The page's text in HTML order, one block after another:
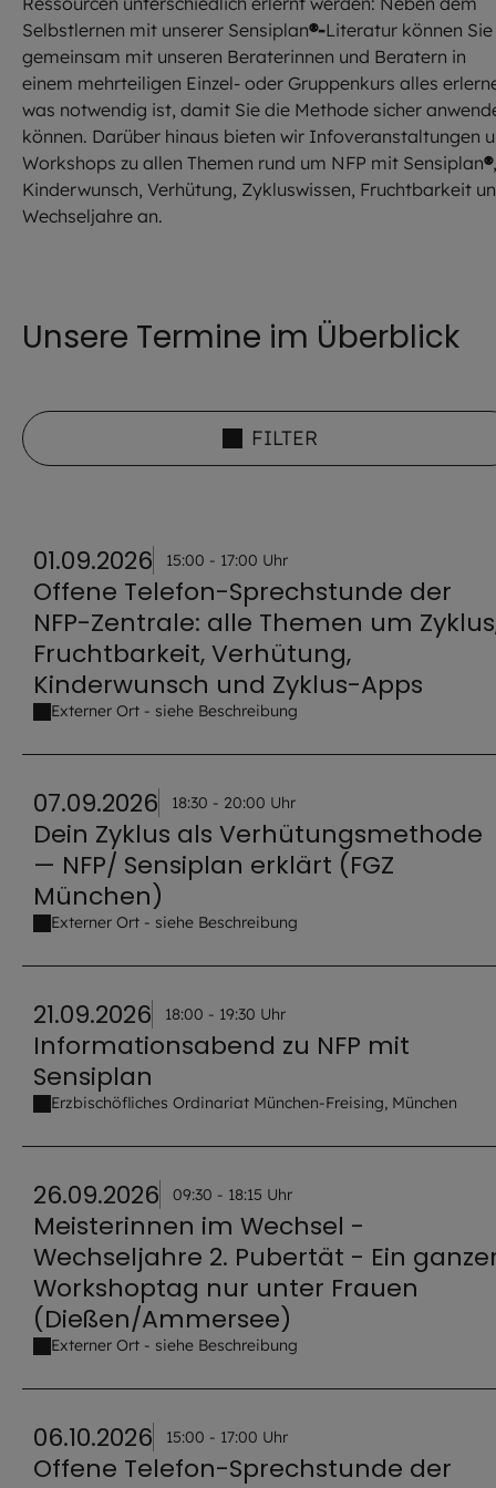
Selbstlernen mit unserer Sensiplan®-Literatur können Sie
gemeinsam mit unseren Beraterinnen und Beratern in
einem mehrteiligen Einzel- oder Gruppenkurs alles
was notwendig ist, damit Sie die Methode sicher
können. Darüber hinaus bieten wir Infoveranstaltungen
Workshops zu allen Themen rund um NFP mit Sensiplan®,
Kinderwunsch, Verhütung, Zykluswissen, Fruchtbarkeit
Wechseljahre an.
Unsere Termine im Überblick
FILTER
01.09.2026 15:00 - 17:00 Uhr
Offene Telefon-Sprechstunde der
NFP-Zentrale: alle Themen um
Fruchtbarkeit, Verhütung,
Kinderwunsch und Zyklus-Apps
Externer Ort - siehe Beschreibung
07.09.2026 18:30 - 20:00 Uhr
Dein Zyklus als Verhütungsmethode
— NFP/ Sensiplan erklärt (FGZ
München)
Externer Ort - siehe Beschreibung
21.09.2026 18:00 - 19:30 Uhr
Informationsabend zu NFP mit
Sensiplan
Erzbischöfliches Ordinariat München-Freising, München
26.09.2026 09:30 - 18:15 Uhr
Meisterinnen im Wechsel -
Wechseljahre 2. Pubertät - Ein
Workshoptag nur unter Frauen
(Dießen/Ammersee)
Externer Ort - siehe Beschreibung
06.10.2026 15:00 - 17:00 Uhr
Offene Telefon-Sprechstunde der